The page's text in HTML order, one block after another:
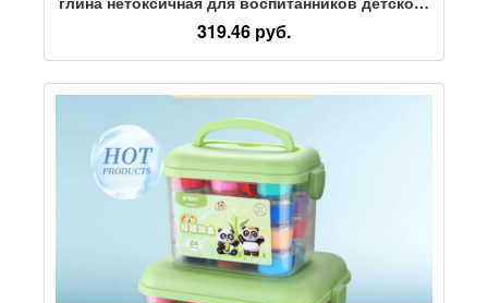
сада, специальная большая сумка из глины
ручной работы
319.46 руб.